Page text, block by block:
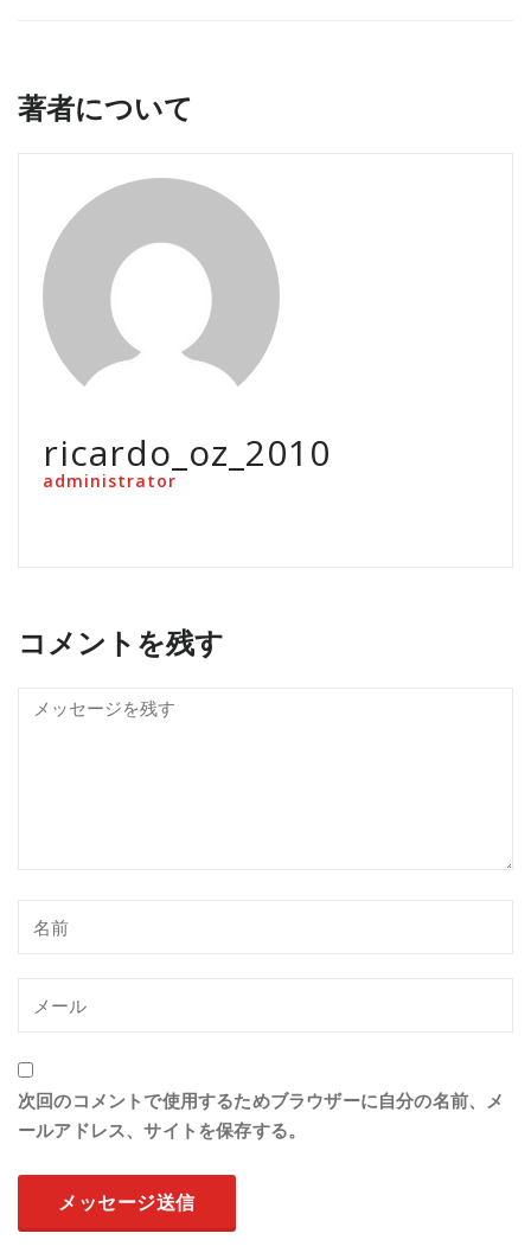
著者について
ricardo_oz_2010
administrator
コメントを残す
次回のコメントで使用するためブラウザーに自分の名前、メ
ールアドレス、サイトを保存する。